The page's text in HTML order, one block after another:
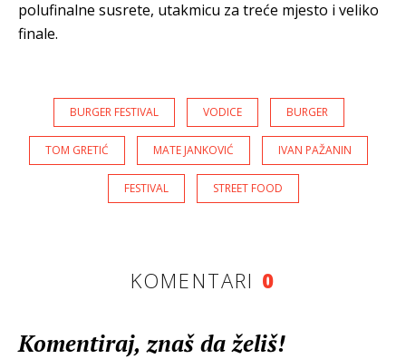
polufinalne susrete, utakmicu za treće mjesto i veliko
finale.
BURGER FESTIVAL VODICE BURGER
TOM GRETIĆ MATE JANKOVIĆ IVAN PAŽANIN
FESTIVAL STREET FOOD
KOMENTARI 0
Komentiraj, znaš da želiš!